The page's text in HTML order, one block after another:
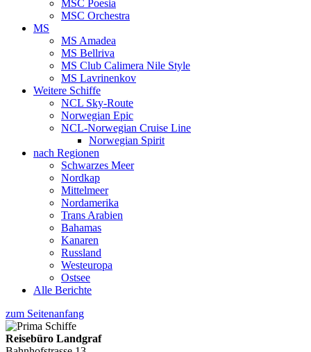
MSC Poesia
MSC Orchestra
MS
MS Amadea
MS Bellriva
MS Club Calimera Nile Style
MS Lavrinenkov
Weitere Schiffe
NCL Sky-Route
Norwegian Epic
NCL-Norwegian Cruise Line
Norwegian Spirit
nach Regionen
Schwarzes Meer
Nordkap
Mittelmeer
Nordamerika
Trans Arabien
Bahamas
Kanaren
Russland
Westeuropa
Ostsee
Alle Berichte
zum Seitenanfang
Reisebüro Landgraf